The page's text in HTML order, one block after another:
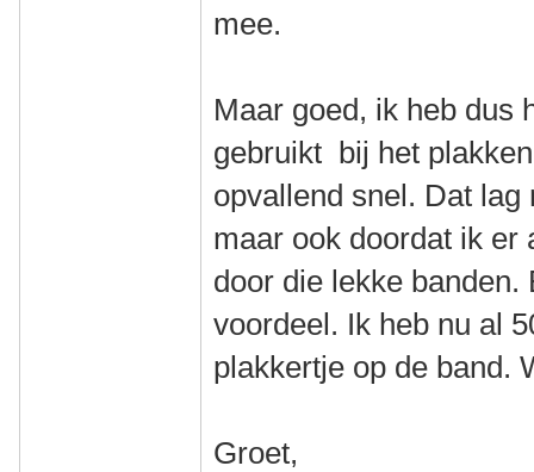
mee.
Maar goed, ik heb dus
gebruikt bij het
opvallend snel. Dat
maar ook doordat ik er
door die lekke banden.
voordeel. Ik heb nu al
plakkertje op de band.
Groet,